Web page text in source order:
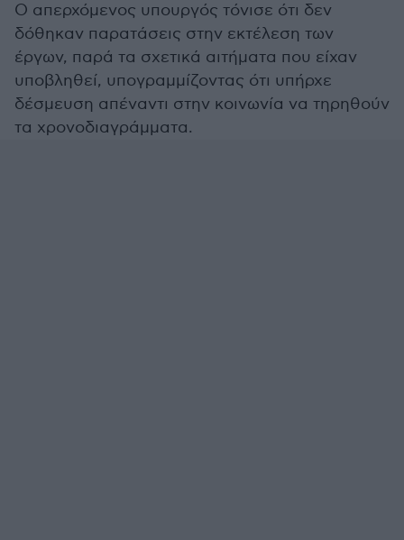
Ο απερχόμενος υπουργός τόνισε ότι δεν
δόθηκαν παρατάσεις στην εκτέλεση των
έργων, παρά τα σχετικά αιτήματα που είχαν
υποβληθεί, υπογραμμίζοντας ότι υπήρχε
δέσμευση απέναντι στην κοινωνία να τηρηθούν
τα χρονοδιαγράμματα.